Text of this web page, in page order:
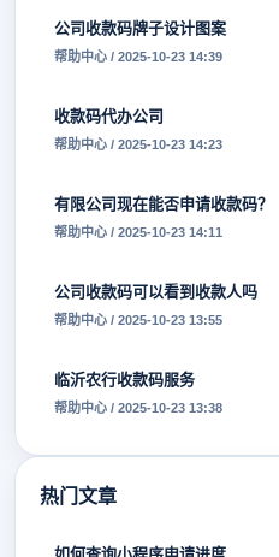
公司收款码牌子设计图案
帮助中心 / 2025-10-23 14:39
收款码代办公司
帮助中心 / 2025-10-23 14:23
有限公司现在能否申请收款码？
帮助中心 / 2025-10-23 14:11
公司收款码可以看到收款人吗
帮助中心 / 2025-10-23 13:55
临沂农行收款码服务
帮助中心 / 2025-10-23 13:38
热门文章